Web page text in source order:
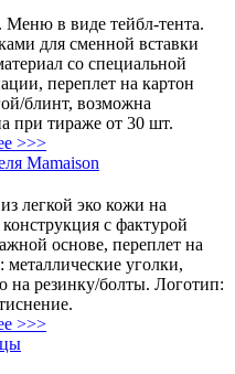
в виде тейбл-тента.
для сменной вставки
со специальной
переплет на картон
блинт, возможна
при тираже от 30 шт.
>>>
Mamaison
легкой эко кожи на
с фактурой
основе, переплет на
уголки,
на резинку/болты. Логотип:
>>>